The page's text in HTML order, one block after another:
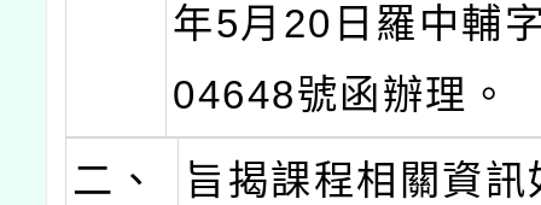
年5月20日羅中輔
04648號函辦理。
二、
旨揭課程相關資訊